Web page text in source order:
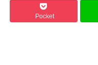
Pocket